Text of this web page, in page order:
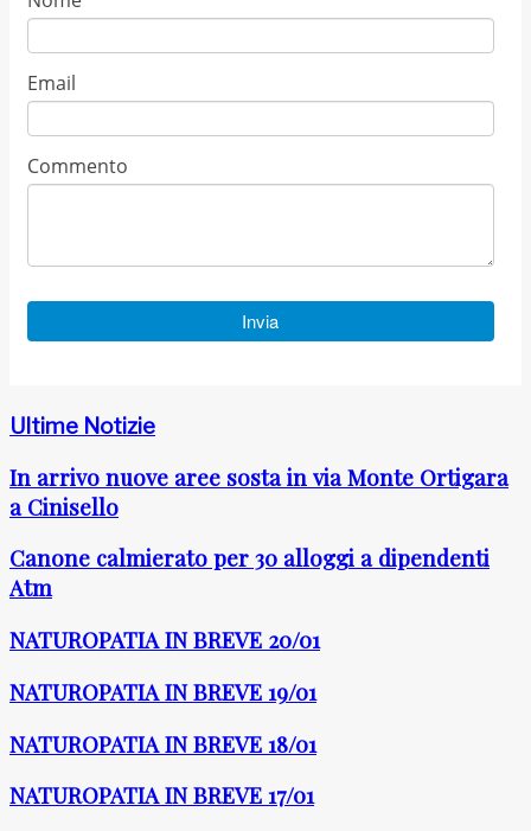
Ultime Notizie
In arrivo nuove aree sosta in via Monte Ortigara
a Cinisello
Canone calmierato per 30 alloggi a dipendenti
Atm
NATUROPATIA IN BREVE 20/01
NATUROPATIA IN BREVE 19/01
NATUROPATIA IN BREVE 18/01
NATUROPATIA IN BREVE 17/01